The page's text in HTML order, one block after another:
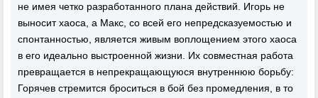
не имея четко разработанного плана действий. Игорь не
выносит хаоса, а Макс, со всей его непредсказуемостью и
спонтанностью, является живым воплощением этого хаоса
в его идеально выстроенной жизни. Их совместная работа
превращается в непрекращающуюся внутреннюю борьбу:
Горячев стремится броситься в бой без промедления, в то